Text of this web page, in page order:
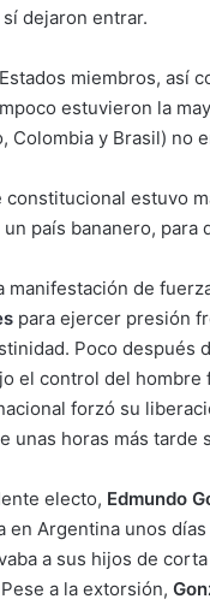
dejaron entrar.
miembros, así
estuvieron la
Colombia y Brasil) no
constitucional estuvo
un país bananero,
manifestación de
para ejercer presión
Poco
el control del
forzó su
unas horas más tarde
electo, Edmundo
en Argentina unos
a sus hijos de
a la extorsión,